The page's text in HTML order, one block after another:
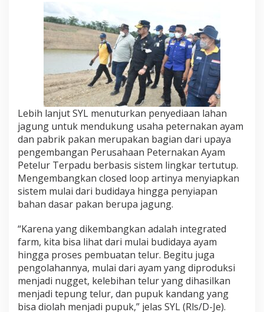
Lebih lanjut SYL menuturkan penyediaan lahan
jagung untuk mendukung usaha peternakan ayam
dan pabrik pakan merupakan bagian dari upaya
pengembangan Perusahaan Peternakan Ayam
Petelur Terpadu berbasis sistem lingkar tertutup.
Mengembangkan closed loop artinya menyiapkan
sistem mulai dari budidaya hingga penyiapan
bahan dasar pakan berupa jagung.
“Karena yang dikembangkan adalah integrated
farm, kita bisa lihat dari mulai budidaya ayam
hingga proses pembuatan telur. Begitu juga
pengolahannya, mulai dari ayam yang diproduksi
menjadi nugget, kelebihan telur yang dihasilkan
menjadi tepung telur, dan pupuk kandang yang
bisa diolah menjadi pupuk,” jelas SYL (Rls/D-Je).